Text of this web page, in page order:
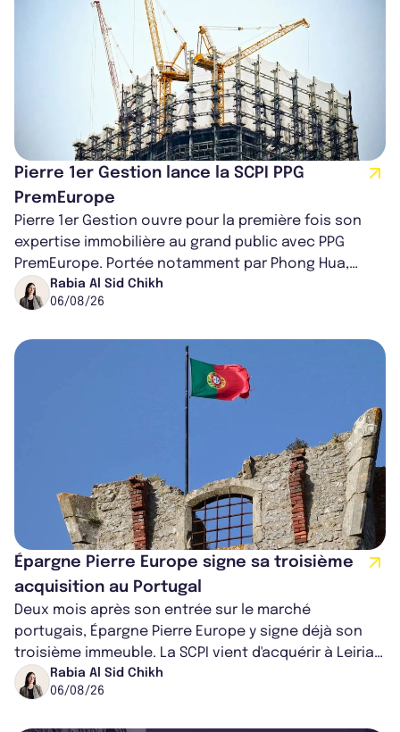
Pierre 1er Gestion lance la SCPI PPG
PremEurope
Pierre 1er Gestion ouvre pour la première fois son
expertise immobilière au grand public avec PPG
PremEurope. Portée notamment par Phong Hua,
ancien directeur des investissements d...
Rabia Al Sid Chikh
06/08/26
Épargne Pierre Europe signe sa troisième
acquisition au Portugal
Deux mois après son entrée sur le marché
portugais, Épargne Pierre Europe y signe déjà son
troisième immeuble. La SCPI vient d'acquérir à Leiria,
dans le centre du pays, un établis...
Rabia Al Sid Chikh
06/08/26